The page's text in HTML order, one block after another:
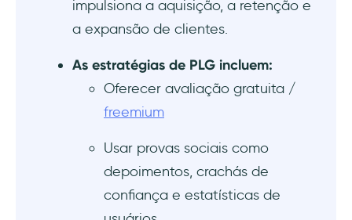
impulsiona a aquisição, a retenção e
a expansão de clientes.
As estratégias de PLG incluem:
Oferecer avaliação gratuita /
freemium
Usar provas sociais como
depoimentos, crachás de
confiança e estatísticas de